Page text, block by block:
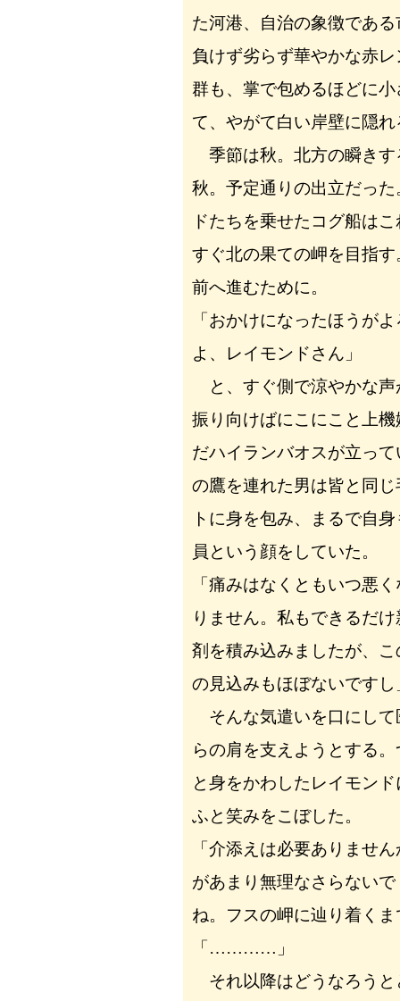
た河港、自治の象徴であ
負けず劣らず華やかな赤
群も、掌で包めるほどに
て、やがて白い岸壁に隠れ
季節は秋。北方の瞬きす
秋。予定通りの出立だっ
ドたちを乗せたコグ船は
すぐ北の果ての岬を目指
前へ進むために。
「おかけになったほうが
よ、レイモンドさん」
と、すぐ側で涼やかな声
振り向けばにこにこと上
だハイランバオスが立っ
の鷹を連れた男は皆と同
トに身を包み、まるで自
員という顔をしていた。
「痛みはなくともいつ悪
りません。私もできるだ
剤を積み込みましたが、
の見込みもほぼないですし
そんな気遣いを口にして
らの肩を支えようとする
と身をかわしたレイモン
ふと笑みをこぼした。
「介添えは必要ありませ
があまり無理なさらない
ね。フスの岬に辿り着くま
「…………」
それ以降はどうなろうと